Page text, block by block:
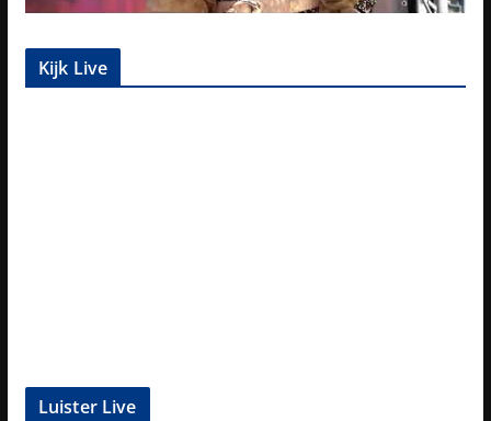
Kijk Live
Luister Live